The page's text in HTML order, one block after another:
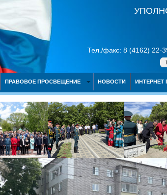
Тел./факс: 8 (4162) 22-
ПРАВОВОЕ ПРОСВЕЩЕНИЕ НОВОСТИ ИНТЕРНЕТ